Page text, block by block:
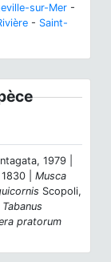
sur-Mer -
- Saint-
1979 |
| Musca
Scopoli,
Tabanus
pratorum